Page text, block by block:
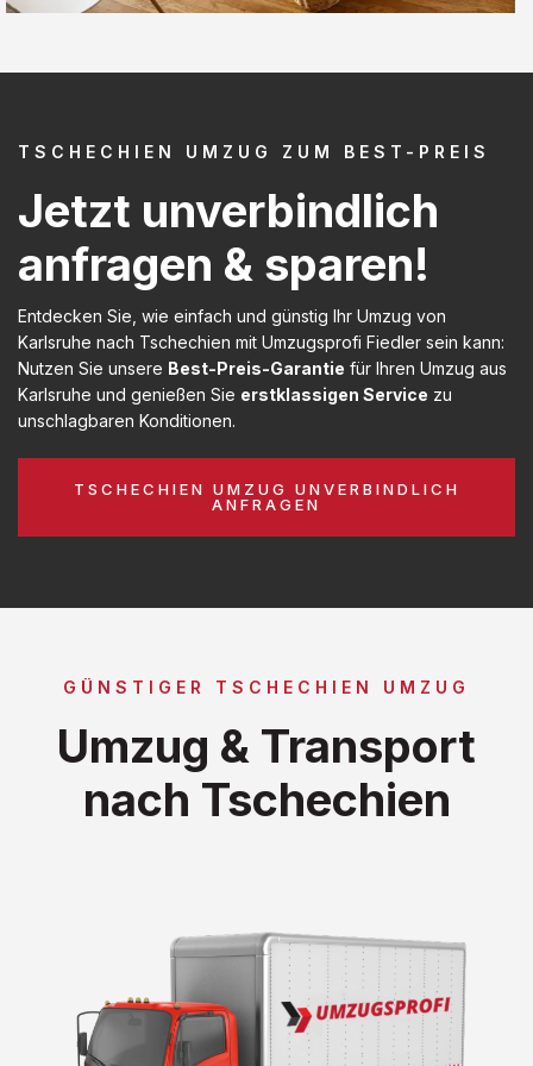
TSCHECHIEN UMZUG ZUM BEST-PREIS
Jetzt unverbindlich
anfragen & sparen!
Entdecken Sie, wie einfach und günstig Ihr Umzug von
Karlsruhe nach Tschechien mit Umzugsprofi Fiedler sein kann:
Nutzen Sie unsere Best-Preis-Garantie für Ihren Umzug aus
Karlsruhe und genießen Sie erstklassigen Service zu
unschlagbaren Konditionen.
TSCHECHIEN UMZUG UNVERBINDLICH
ANFRAGEN
GÜNSTIGER TSCHECHIEN UMZUG
Umzug & Transport
nach Tschechien